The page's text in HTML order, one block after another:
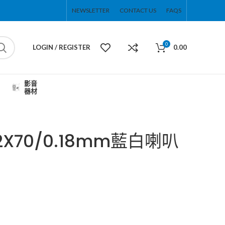
NEWSLETTER CONTACT US FAQS
LOGIN / REGISTER 0 0.00
影音
器材
0.18mm藍白喇叭